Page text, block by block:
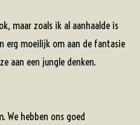
maar zoals ik al aanhaalde is
erg moeilijk om aan de fantasie
aan een jungle denken.
We hebben ons goed